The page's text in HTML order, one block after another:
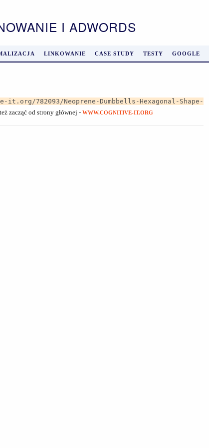
I ADWORDS
LINKOWANIE CASE STUDY TESTY GOOGLE
782093/Neoprene-Dumbbells-Hexagonal-Shape-
zacząć od strony głównej - WWW.COGNITIVE-IT.ORG